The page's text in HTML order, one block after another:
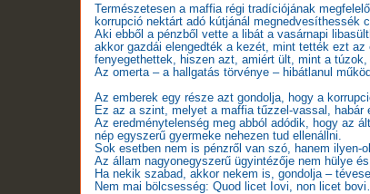
Természetesen a maffia régi tradíciójának
korrupció nektárt adó kútjánál megnedvesíthessék
Aki ebből a pénzből vette a libát a vasárnapi
akkor gazdái elengedték a kezét, mint tették ezt
fenyegethettek, hiszen azt, amiért ült, mint a
Az omerta – a hallgatás törvénye – hibátlanul
Az emberek egy része azt gondolja, hogy a
Ez az a szint, melyet a maffia tűzzel-vassal, habár
Az eredménytelenség meg abból adódik, hogy az
nép egyszerű gyermeke nehezen tud ellenállni.
Sok esetben nem is pénzről van szó, hanem ilyen-
Az állam nagyonegyszerű ügyintézője nem hülye
Ha nekik szabad, akkor nekem is, gondolja –
Nem mai bölcsesség: Quod licet Iovi, non licet